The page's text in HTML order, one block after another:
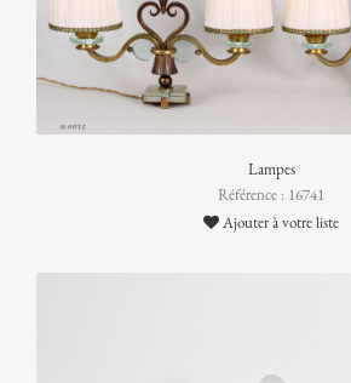
Lampes
Référence : 16741
Ajouter à votre liste